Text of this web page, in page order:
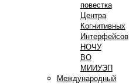
повестка
Центра
Когнитивных
Интерфейсов
НОЧУ
ВО
МИИУЭП
Международный